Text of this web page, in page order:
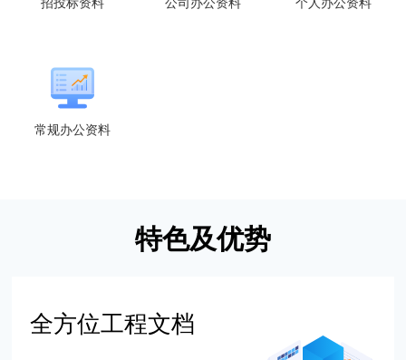
招投标资料 公司办公资料 个人办公资料
常规办公资料
特色及优势
全方位工程文档